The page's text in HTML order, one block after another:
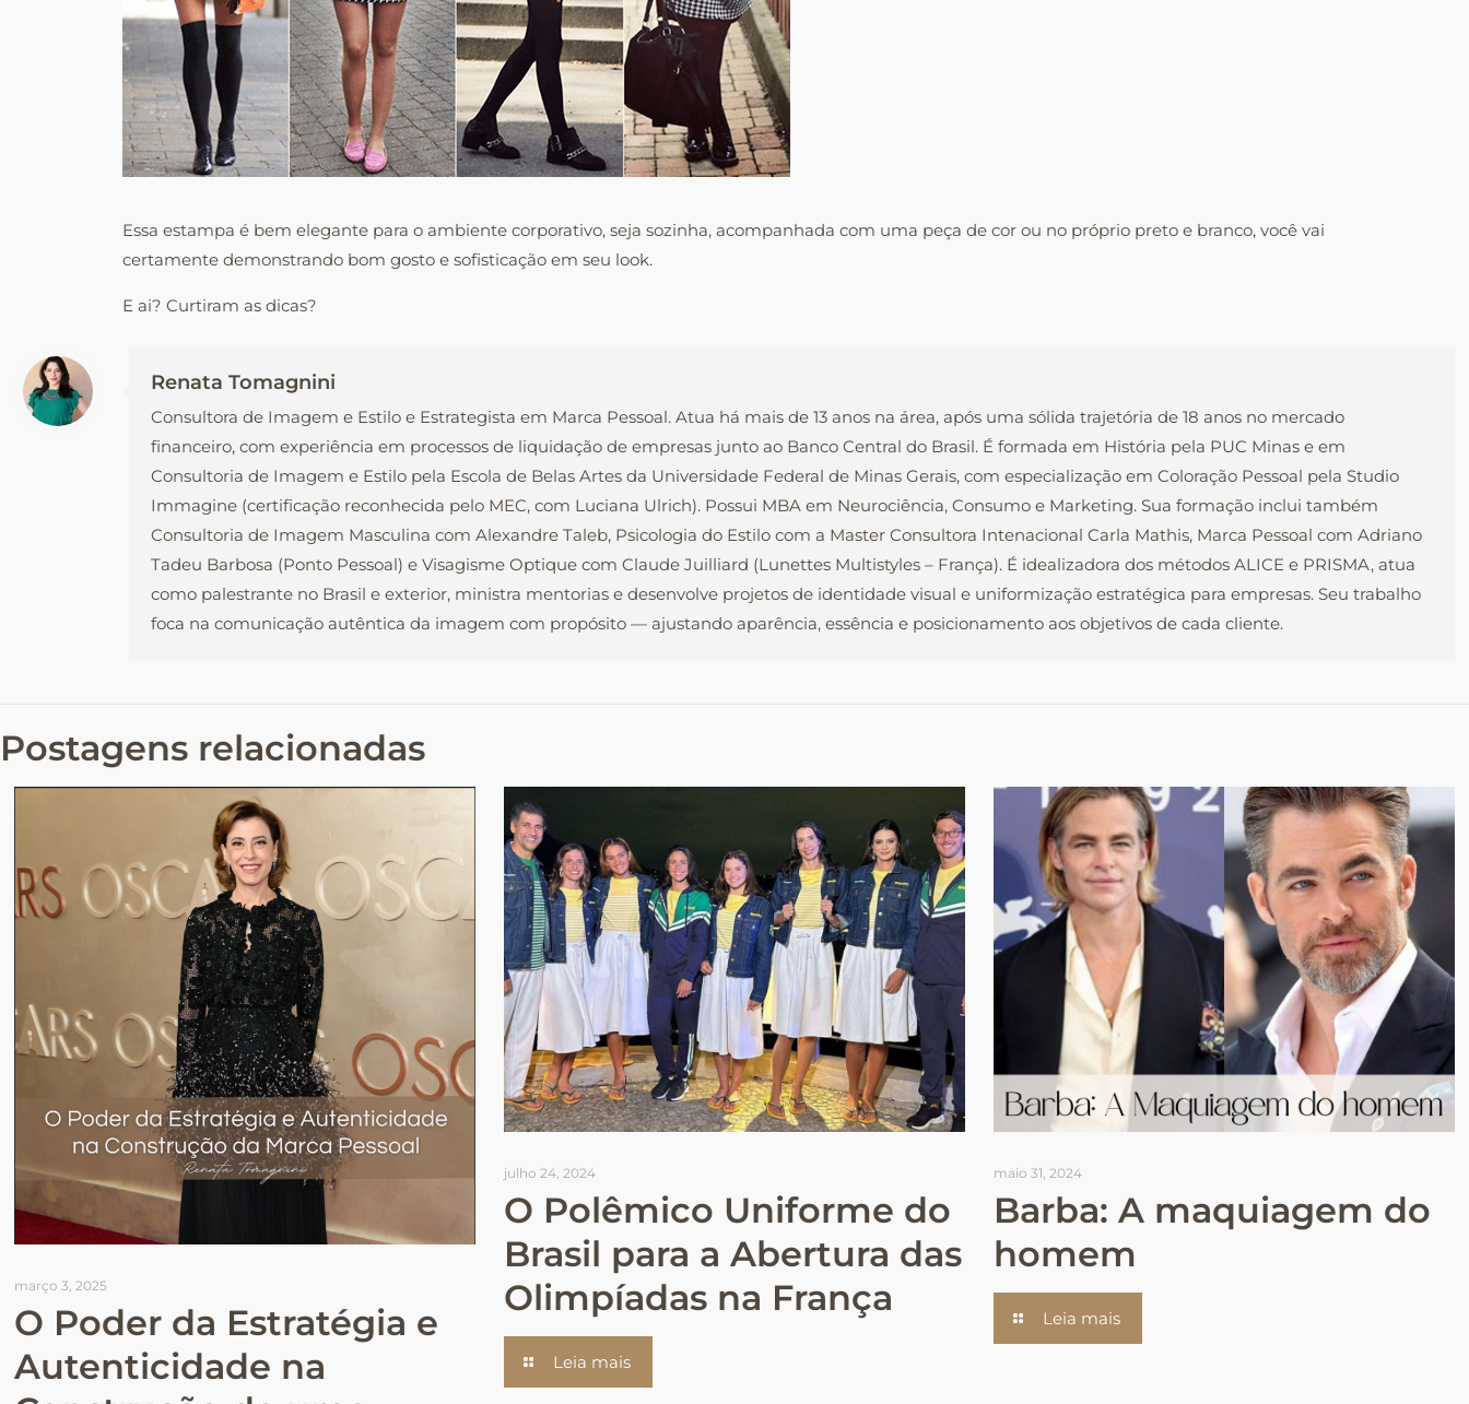
Essa estampa é bem elegante para o ambiente corporativo, seja sozinha, acompanhada com uma peça de cor ou no próprio preto e branco, você vai
certamente demonstrando bom gosto e sofisticação em seu look.
E ai? Curtiram as dicas?
Renata Tomagnini
Consultora de Imagem e Estilo e Estrategista em Marca Pessoal. Atua há mais de 13 anos na área, após uma sólida trajetória de 18 anos no mercado
financeiro, com experiência em processos de liquidação de empresas junto ao Banco Central do Brasil. É formada em História pela PUC Minas e em
Consultoria de Imagem e Estilo pela Escola de Belas Artes da Universidade Federal de Minas Gerais, com especialização em Coloração Pessoal pela Studio
Immagine (certificação reconhecida pelo MEC, com Luciana Ulrich). Possui MBA em Neurociência, Consumo e Marketing. Sua formação inclui também
Consultoria de Imagem Masculina com Alexandre Taleb, Psicologia do Estilo com a Master Consultora Intenacional Carla Mathis, Marca Pessoal com Adriano
Tadeu Barbosa (Ponto Pessoal) e Visagisme Optique com Claude Juilliard (Lunettes Multistyles – França). É idealizadora dos métodos ALICE e PRISMA, atua
como palestrante no Brasil e exterior, ministra mentorias e desenvolve projetos de identidade visual e uniformização estratégica para empresas. Seu trabalho
foca na comunicação autêntica da imagem com propósito — ajustando aparência, essência e posicionamento aos objetivos de cada cliente.
Postagens relacionadas
março 3, 2025
O Poder da Estratégia e
Autenticidade na
julho 24, 2024
O Polêmico Uniforme do
Brasil para a Abertura das
Olimpíadas na França
Leia mais
maio 31, 2024
Barba: A maquiagem do
homem
Leia mais